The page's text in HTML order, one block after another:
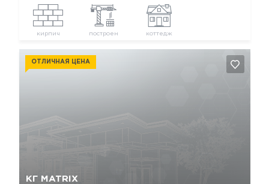
кирпич построен коттедж
КГ MATRIX
ОТЛИЧНАЯ ЦЕНА